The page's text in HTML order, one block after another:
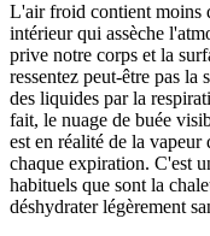
L'air froid contient moins
intérieur qui assèche
prive notre corps et la
ressentez peut-être pas
des liquides par la
fait, le nuage de buée
est en réalité de la vapeur
chaque expiration. C'est
habituels que sont la
déshydrater légèrement